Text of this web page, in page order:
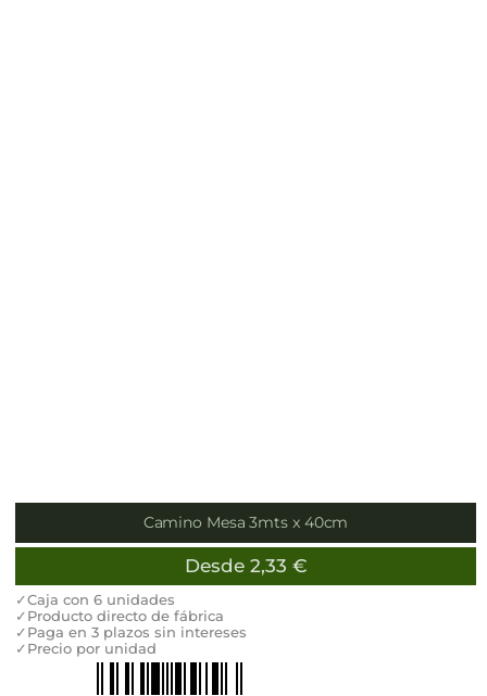
Camino Mesa 3mts x 40cm
Desde 2,33 €
✓Caja con 6 unidades
✓Producto directo de fábrica
✓Paga en 3 plazos sin intereses
✓Precio por unidad